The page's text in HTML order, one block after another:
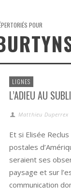
POUR
LIGNES
L’ADIEU AU
Matthieu Duperrex
Et si Elisée
postales
seraient ses
paysage et sur
communication